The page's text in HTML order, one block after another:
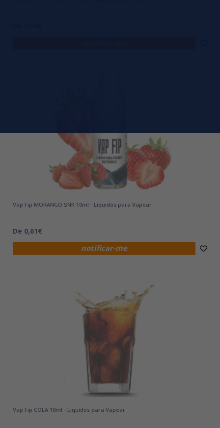
notificar-me
Vap Fip MORANGO SNK 10ml - Liquidos para Vapear
De 0,61€
Vap Fip COLA 10ml - Liquidos para Vapear